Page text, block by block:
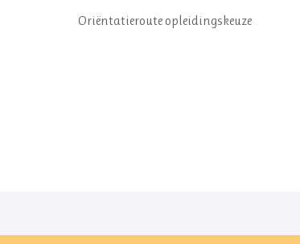
Oriëntatieroute opleidingskeuze